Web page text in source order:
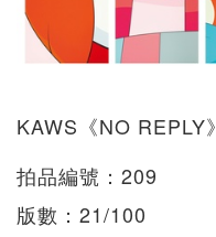
KAWS《NO REPLY》
拍品編號：209
版數：21/100